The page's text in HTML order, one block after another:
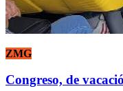
ZMG
Congreso, de